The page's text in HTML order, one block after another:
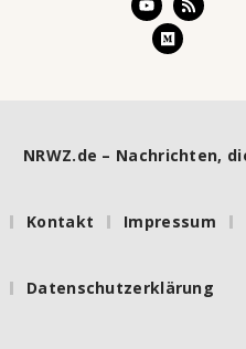
NRWZ.de – Nachrichten,
Kontakt Impressum
Datenschutzerklärung